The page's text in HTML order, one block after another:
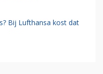
Bij Lufthansa kost dat